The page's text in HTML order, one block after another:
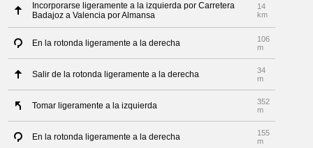
Incorporarse ligeramente a la izquierda por Carretera
Badajoz a Valencia por Almansa
14
km
En la rotonda ligeramente a la derecha
106
m
Salir de la rotonda ligeramente a la derecha
34
m
Tomar ligeramente a la izquierda
352
m
En la rotonda ligeramente a la derecha
155
m